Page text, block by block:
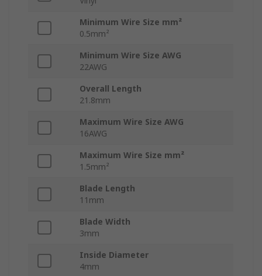
Minimum Wire Size mm²
0.5mm²
Minimum Wire Size AWG
22AWG
Overall Length
21.8mm
Maximum Wire Size AWG
16AWG
Maximum Wire Size mm²
1.5mm²
Blade Length
11mm
Blade Width
3mm
Inside Diameter
4mm